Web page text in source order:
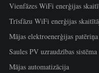
Vienfāzes WiFi enerģijas
Trīsfāzu WiFi enerģijas
Mājas elektroenerģijas
Saules PV uzraudzības sistēma
Mājas automatizācija